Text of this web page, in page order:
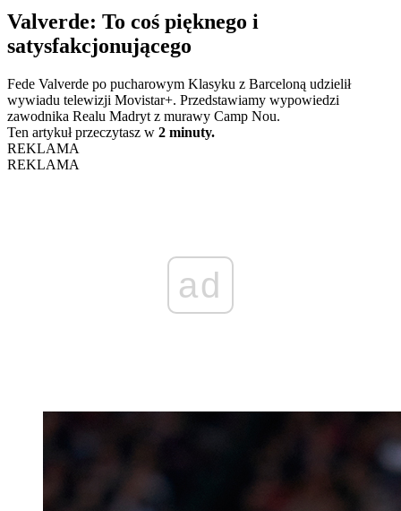
Valverde: To coś pięknego i
satysfakcjonującego
Fede Valverde po pucharowym Klasyku z Barceloną udzielił
wywiadu telewizji Movistar+. Przedstawiamy wypowiedzi
zawodnika Realu Madryt z murawy Camp Nou.
Ten artykuł przeczytasz w 2 minuty.
REKLAMA
REKLAMA
ad